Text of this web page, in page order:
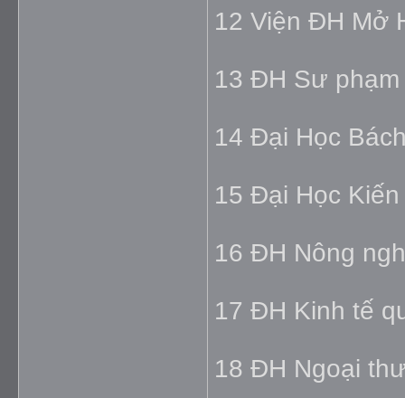
12 Viện ĐH Mở
13 ĐH Sư phạm
14 Đại Học
15 Đại Học
16 ĐH Nông
17 ĐH Kinh tế
18 ĐH Ngoại